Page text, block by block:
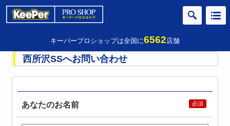
キーパープロショップは全国に6562店舗
西所沢SSへお問い合わせ
あなたのお名前